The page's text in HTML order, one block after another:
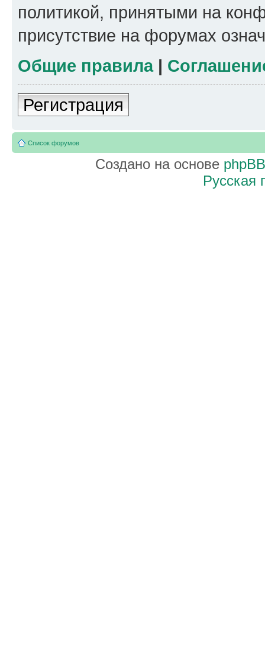
политикой, принятыми на
присутствие на форумах
Общие правила|
Регистрация
Список форумов
Создано на основе phpBB
Русская